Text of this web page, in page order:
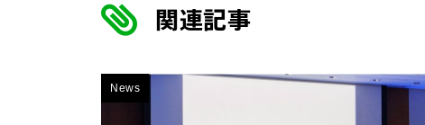
関連記事
News